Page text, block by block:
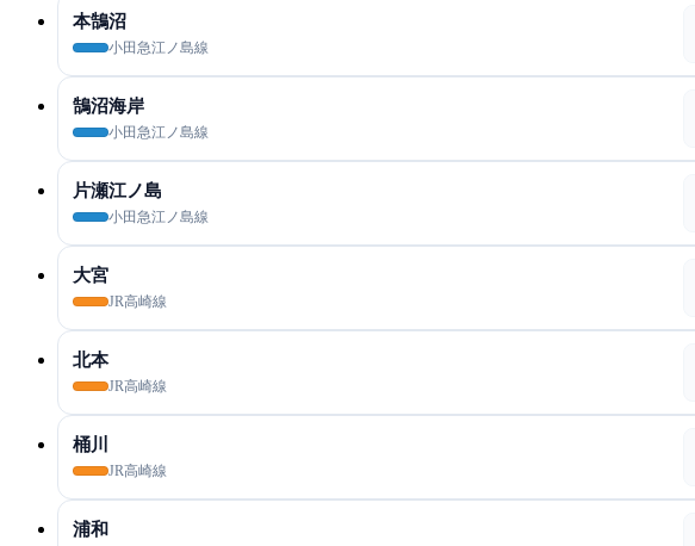
本鵠沼
小田急江ノ島線
鵠沼海岸
小田急江ノ島線
片瀬江ノ島
小田急江ノ島線
大宮
JR高崎線
北本
JR高崎線
桶川
JR高崎線
浦和